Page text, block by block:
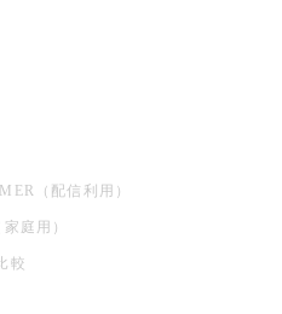
（配信利用）
庭用）
較